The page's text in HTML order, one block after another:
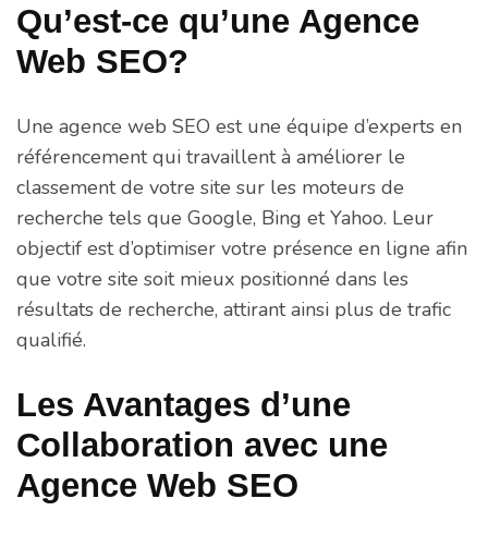
Qu’est-ce qu’une Agence
Web SEO?
Une agence web SEO est une équipe d’experts en
référencement qui travaillent à améliorer le
classement de votre site sur les moteurs de
recherche tels que Google, Bing et Yahoo. Leur
objectif est d’optimiser votre présence en ligne afin
que votre site soit mieux positionné dans les
résultats de recherche, attirant ainsi plus de trafic
qualifié.
Les Avantages d’une
Collaboration avec une
Agence Web SEO